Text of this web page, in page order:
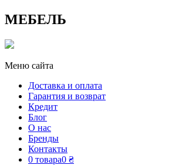
МЕБЕЛЬ
Меню сайта
Доставка и оплата
Гарантия и возврат
Кредит
Блог
О нас
Бренды
Контакты
0 товара0 ₴